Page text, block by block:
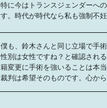
特に今はトランスジェンダーへ
す。時代が時代なら私も強制不
僕も、鈴木さんと同じ立場で手
性別は女性ですね？と確認され
籍変更に手術を強いることは本
裁判は希望そのものです。心から